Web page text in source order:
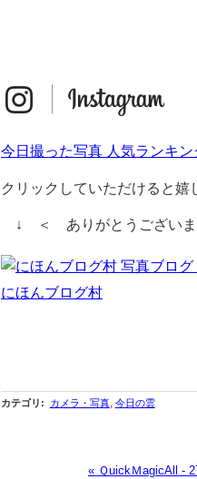
今日撮った写真 人気ランキン
クリックしていただけると嬉
↓ ＜ ありがとうございま
にほんブログ村
カテゴリ : カメラ・写真, 今日の雲
« ＱuickＭagicAll -